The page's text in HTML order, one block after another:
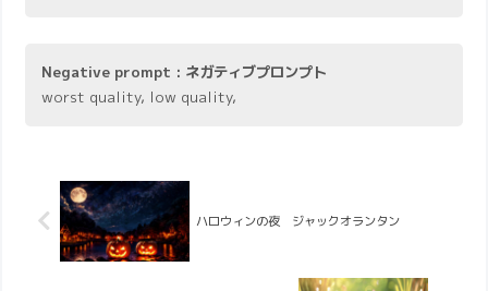
Negative prompt : ネガティブプロンプト
worst quality, low quality,
ハロウィンの夜 ジャックオランタン